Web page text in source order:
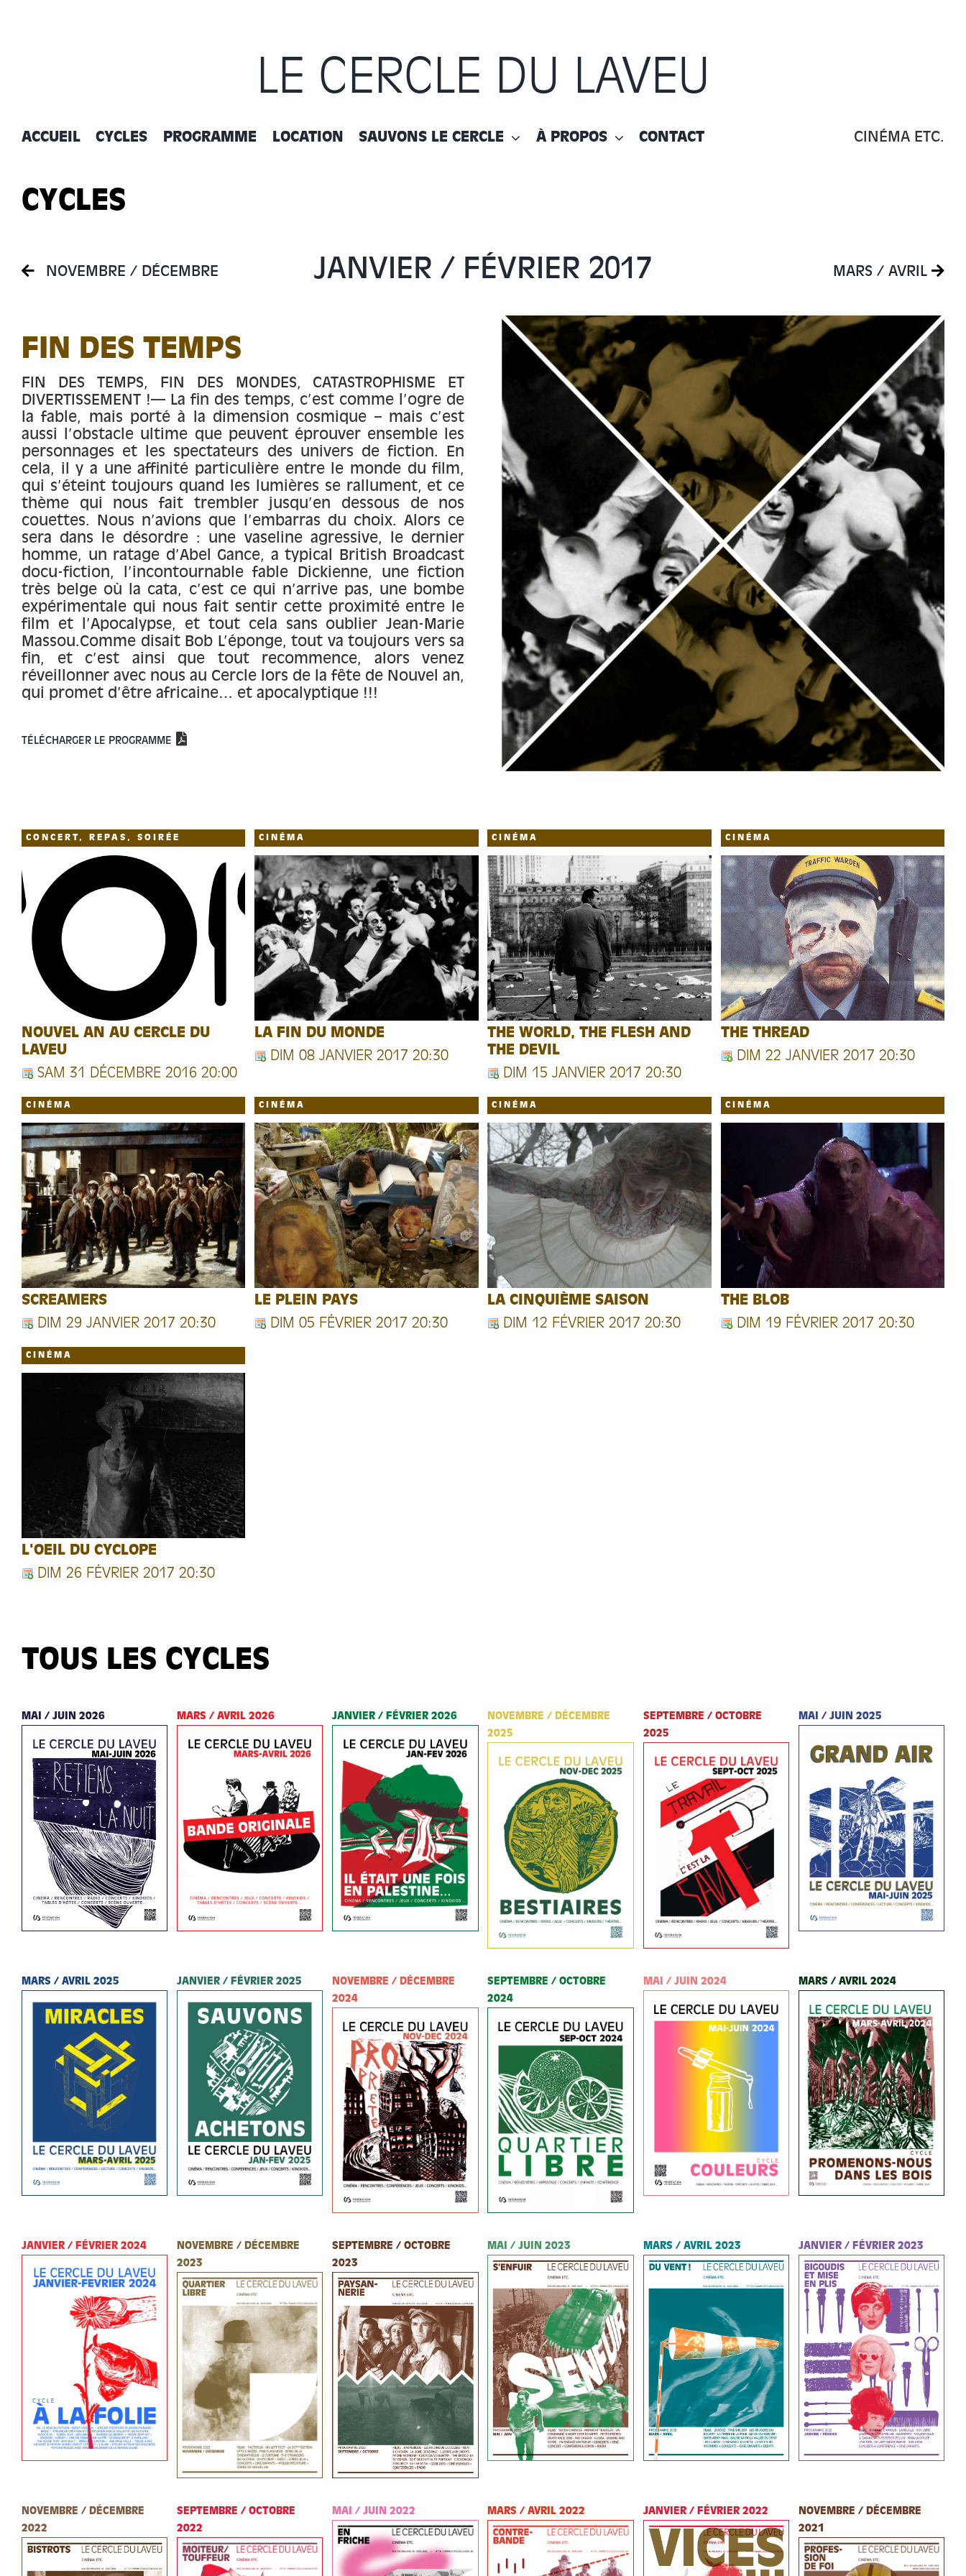
LE CERCLE DU LAVEU
ACCUEIL CYCLES PROGRAMME LOCATION SAUVONS LE CERCLE À PROPOS CONTACT CINÉMA ETC.
CYCLES
NOVEMBRE / DÉCEMBRE JANVIER / FÉVRIER 2017 MARS / AVRIL
FIN DES TEMPS
FIN DES TEMPS, FIN DES MONDES, CATASTROPHISME ET
DIVERTISSEMENT !— La fin des temps, c’est comme l’ogre de
la fable, mais porté à la dimension cosmique – mais c’est
aussi l’obstacle ultime que peuvent éprouver ensemble les
personnages et les spectateurs des univers de fiction. En
cela, il y a une affinité particulière entre le monde du film,
qui s’éteint toujours quand les lumières se rallument, et ce
thème qui nous fait trembler jusqu’en dessous de nos
couettes. Nous n’avions que l’embarras du choix. Alors ce
sera dans le désordre : une vaseline agressive, le dernier
homme, un ratage d’Abel Gance, a typical British Broadcast
docu-fiction, l’incontournable fable Dickienne, une fiction
très belge où la cata, c’est ce qui n’arrive pas, une bombe
expérimentale qui nous fait sentir cette proximité entre le
film et l’Apocalypse, et tout cela sans oublier Jean-Marie
Massou.Comme disait Bob L’éponge, tout va toujours vers sa
fin, et c’est ainsi que tout recommence, alors venez
réveillonner avec nous au Cercle lors de la fête de Nouvel an,
qui promet d’être africaine… et apocalyptique !!!
TÉLÉCHARGER LE PROGRAMME
CONCERT, REPAS, SOIRÉE
NOUVEL AN AU CERCLE DU
LAVEU
SAM 31 DÉCEMBRE 2016 20:00
CINÉMA
LA FIN DU MONDE
DIM 08 JANVIER 2017 20:30
CINÉMA
THE WORLD, THE FLESH AND
THE DEVIL
DIM 15 JANVIER 2017 20:30
CINÉMA
THE THREAD
DIM 22 JANVIER 2017 20:30
CINÉMA
SCREAMERS
DIM 29 JANVIER 2017 20:30
CINÉMA
LE PLEIN PAYS
DIM 05 FÉVRIER 2017 20:30
CINÉMA
LA CINQUIÈME SAISON
DIM 12 FÉVRIER 2017 20:30
CINÉMA
THE BLOB
DIM 19 FÉVRIER 2017 20:30
CINÉMA
L'OEIL DU CYCLOPE
DIM 26 FÉVRIER 2017 20:30
TOUS LES CYCLES
MAI / JUIN 2026 MARS / AVRIL 2026 JANVIER / FÉVRIER 2026
NOVEMBRE / DÉCEMBRE
2025
SEPTEMBRE / OCTOBRE
2025
MAI / JUIN 2025
MARS / AVRIL 2025 JANVIER / FÉVRIER 2025
NOVEMBRE / DÉCEMBRE
2024
SEPTEMBRE / OCTOBRE
2024
MAI / JUIN 2024 MARS / AVRIL 2024
JANVIER / FÉVRIER 2024
NOVEMBRE / DÉCEMBRE
2023
SEPTEMBRE / OCTOBRE
2023
MAI / JUIN 2023 MARS / AVRIL 2023 JANVIER / FÉVRIER 2023
NOVEMBRE / DÉCEMBRE
2022
SEPTEMBRE / OCTOBRE
2022
MAI / JUIN 2022 MARS / AVRIL 2022 JANVIER / FÉVRIER 2022
NOVEMBRE / DÉCEMBRE
2021